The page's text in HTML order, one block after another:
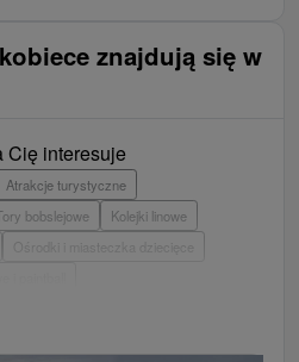
znajdują się w
Cię interesuje
Atrakcje turystyczne
bobslejowe
Kolejki linowe